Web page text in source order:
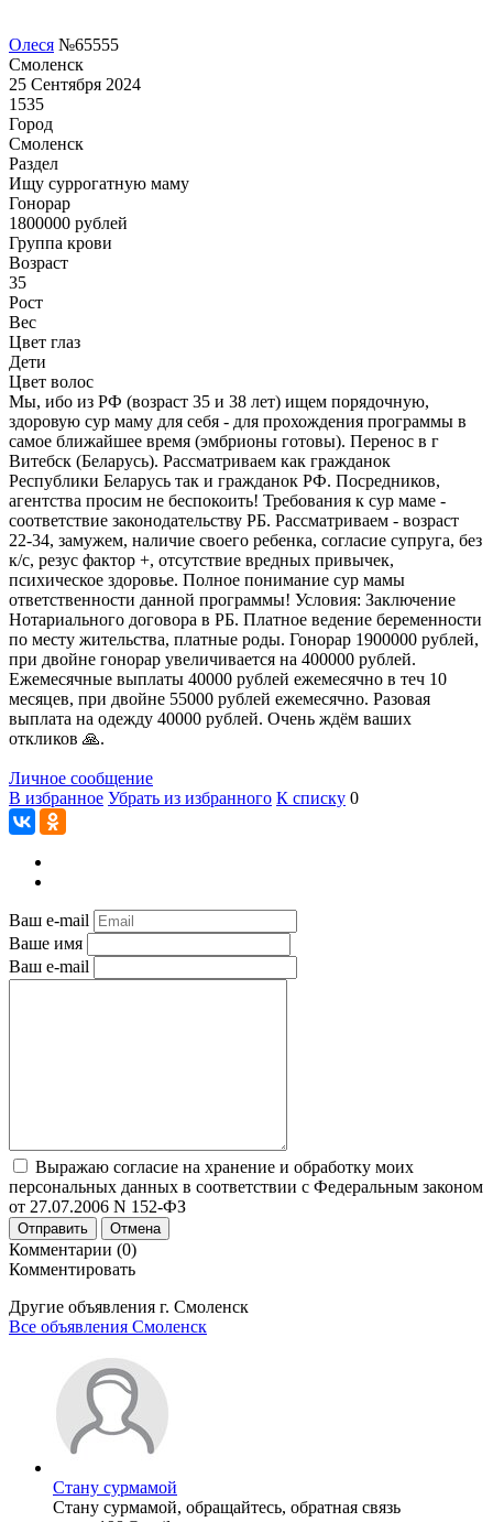
Олеся №65555
Смоленск
25 Сентября 2024
1535
Город
Смоленск
Раздел
Ищу суррогатную маму
Гонoрар
1800000 рублей
Группа крови
Возраст
35
Рост
Вес
Цвет глаз
Дети
Цвет волос
Мы, ибо из РФ (возраст 35 и 38 лет) ищем порядочную,
здоровую сур маму для себя - для прохождения программы в
самое ближайшее время (эмбрионы готовы). Перенос в г
Витебск (Беларусь). Рассматриваем как гражданок
Республики Беларусь так и гражданок РФ. Посредников,
агентства просим не беспокоить! Требования к сур маме -
соответствие законодательству РБ. Рассматриваем - возраст
22-34, замужем, наличие своего ребенка, согласие супруга, без
к/с, резус фактор +, отсутствие вредных привычек,
психическое здоровье. Полное понимание сур мамы
ответственности данной программы! Условия: Заключение
Нотариального договора в РБ. Платное ведение беременности
по месту жительства, платные роды. Гонорар 1900000 рублей,
при двойне гонорар увеличивается на 400000 рублей.
Ежемесячные выплаты 40000 рублей ежемесячно в теч 10
месяцев, при двойне 55000 рублей ежемесячно. Разовая
выплата на одежду 40000 рублей. Очень ждём ваших
откликов 🙏.
Личное сообщение
В избранное Убрать из избранного К списку 0
Ваш e-mail
Ваше имя
Ваш e-mail
Выражаю согласие на хранение и обработку моих
персональных данных в соответствии с Федеральным законом
от 27.07.2006 N 152-ФЗ
Отправить Отмена
Комментарии (0)
Комментировать
Другие объявления г. Смоленск
Все объявления Смоленск
Стану сурмамой
Стану сурмамой, обращайтесь, обратная связь